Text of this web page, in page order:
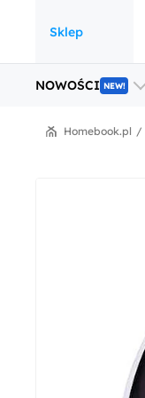
Sklep
NOWOŚCI NEW!
Homebook.pl